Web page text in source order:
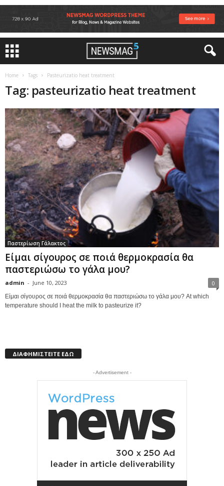
Home Tags Pasteurizatio heat treatment
Tag: pasteurizatio heat treatment
Παστερίωση Γάλακτος
Είμαι σίγουρος σε ποιά θερμοκρασία θα
παστεριώσω το γάλα μου?
admin - June 10, 2023 0
Είμαι σίγουρος σε ποιά θερμοκρασία θα παστεριώσω το γάλα μου? At which
temperature should I heat the milk to pasteurize it?
ΔΙΑΦΗΜΙΣΤΕΙΤΕ ΕΔΩ
- Advertisement -